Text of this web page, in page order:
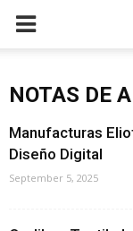
NOTAS DE
Manufacturas
Diseño Digital
September 5, 2025